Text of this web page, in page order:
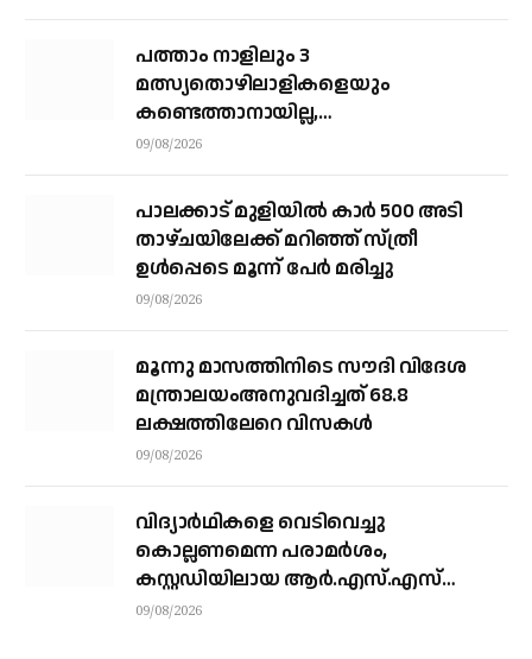
പത്താം നാളിലും 3
മത്സ്യതൊഴിലാളികളെയും
കണ്ടെത്താനായില്ല,
നാവികസേനയെത്തിയിട്ടും രക്ഷയില്ല;
09/08/2026
പാലക്കാട് മുളിയിൽ കാർ 500 അടി
താഴ്ചയിലേക്ക് മറിഞ്ഞ് സ്ത്രീ
ഉൾപ്പെടെ മൂന്ന് പേർ മരിച്ചു
09/08/2026
മൂന്നു മാസത്തിനിടെ സൗദി വിദേശ
മന്ത്രാലയംഅനുവദിച്ചത് 68.8
ലക്ഷത്തിലേറെ വിസകള്‍
09/08/2026
വിദ്യാർഥികളെ വെടിവെച്ചു
കൊല്ലണമെന്ന പരാമർശം,
കസ്റ്റഡിയിലായ ആർ.എസ്.എസ്
നേതാവ് മോഹൻദാസിനെ ഉടൻ
09/08/2026